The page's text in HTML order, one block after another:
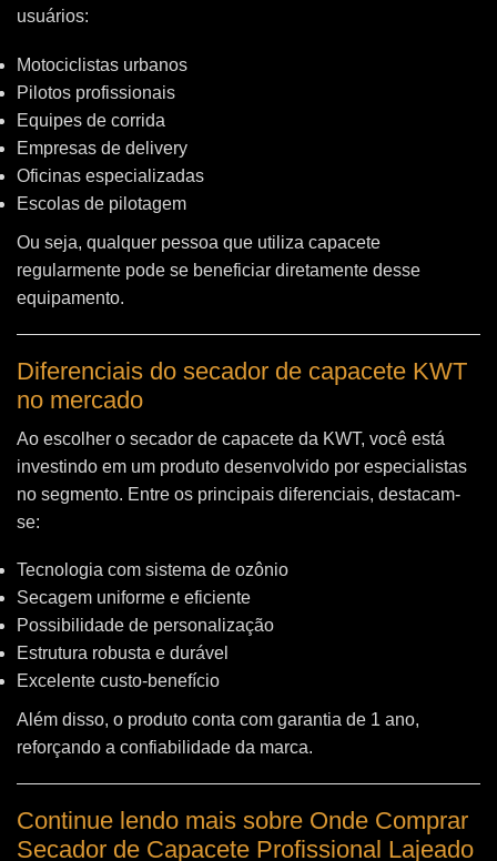
usuários:
Motociclistas urbanos
Pilotos profissionais
Equipes de corrida
Empresas de delivery
Oficinas especializadas
Escolas de pilotagem
Ou seja, qualquer pessoa que utiliza capacete
regularmente pode se beneficiar diretamente desse
equipamento.
Diferenciais do secador de capacete KWT
no mercado
Ao escolher o secador de capacete da KWT, você está
investindo em um produto desenvolvido por especialistas
no segmento. Entre os principais diferenciais, destacam-
se:
Tecnologia com sistema de ozônio
Secagem uniforme e eficiente
Possibilidade de personalização
Estrutura robusta e durável
Excelente custo-benefício
Além disso, o produto conta com garantia de 1 ano,
reforçando a confiabilidade da marca.
Continue lendo mais sobre Onde Comprar
Secador de Capacete Profissional Lajeado